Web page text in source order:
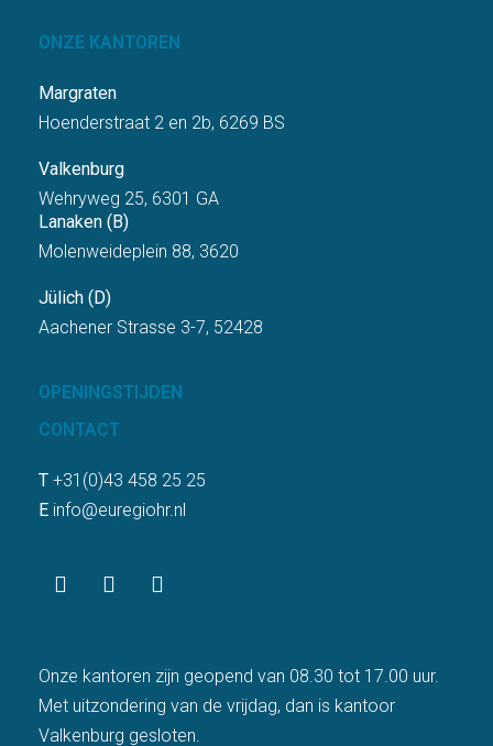
ONZE KANTOREN
Margraten
Hoenderstraat 2 en 2b, 6269 BS
Valkenburg
Wehryweg 25, 6301 GA
Lanaken (B)
Molenweideplein 88, 3620
Jülich (D)
Aachener Strasse 3-7, 52428
OPENINGSTIJDEN
CONTACT
T +31(0)43 458 25 25
E info@euregiohr.nl
Onze kantoren zijn geopend van 08.30 tot 17.00 uur.
Met uitzondering van de vrijdag, dan is kantoor
Valkenburg gesloten.